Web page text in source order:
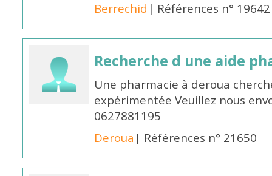
Berrechid | Références n° 19642
Recherche d une aide
Une pharmacie à deroua
expérimentée Veuillez nous
0627881195
Deroua | Références n° 21650